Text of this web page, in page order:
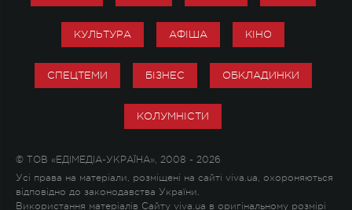
КУЛЬТУРА АФІША КІНО
СПЕЦТЕМИ БІЗНЕС ОБКЛАДИНКИ
КОЛУМНІСТИ
© ТОВ «ЕДІМЕДІА-УКРАЇНА», 2008 - 2026
Усі права на матеріали, розміщені на сайті viva.ua, охороняються
відповідно до законодавства України.
Використання матеріалів Сайту viva.ua в оригінальному розмірі